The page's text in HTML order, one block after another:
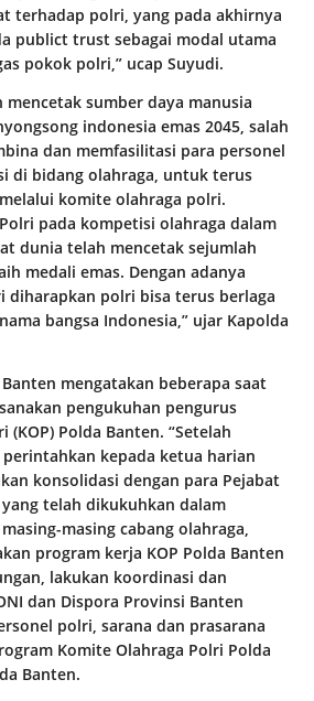
terhadap polri, yang pada akhirnya
publict trust sebagai modal utama
pokok polri,” ucap Suyudi.
sumber daya manusia
indonesia emas 2045, salah
dan memfasilitasi para personel
di bidang olahraga, untuk terus
komite olahraga polri.
pada kompetisi olahraga dalam
dunia telah mencetak sejumlah
medali emas. Dengan adanya
diharapkan polri bisa terus berlaga
bangsa Indonesia,” ujar Kapolda
mengatakan beberapa saat
pengukuhan pengurus
(KOP) Polda Banten. “Setelah
kepada ketua harian
konsolidasi dengan para Pejabat
telah dikukuhkan dalam
masing cabang olahraga,
program kerja KOP Polda Banten
lakukan koordinasi dan
dan Dispora Provinsi Banten
polri, sarana dan prasarana
Komite Olahraga Polri Polda
Banten.